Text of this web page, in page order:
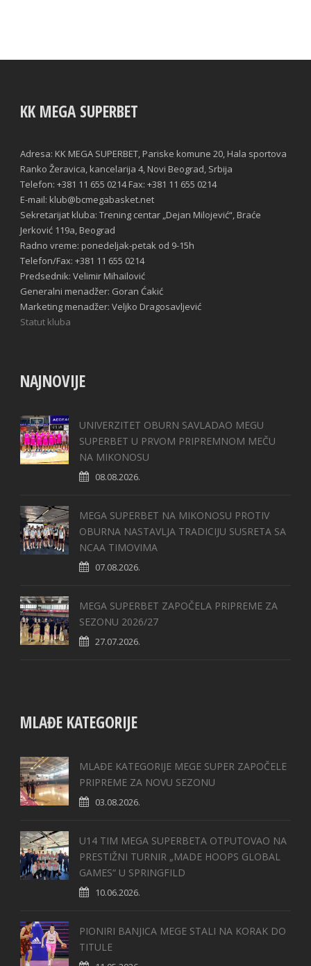
KK MEGA SUPERBET
Adresa: KK MEGA SUPERBET, Pariske komune 20, Hala sportova
Ranko Žeravica, kancelarija 4, Novi Beograd, Srbija
Telefon: +381 11 655 0214 Fax: +381 11 655 0214
E-mail: klub@bcmegabasket.net
Sekretarijat kluba: Trening centar „Dejan Milojević“, Braće
Jerković 119a, Beograd
Radno vreme: ponedeljak-petak od 9-15h
Telefon/Fax: +381 11 655 0214
Predsednik: Velimir Mihailović
Generalni menadžer: Goran Ćakić
Marketing menadžer: Veljko Dragosavljević
Statut kluba
NAJNOVIJE
UNIVERZITET OBURN SAVLADAO MEGU
SUPERBET U PRVOM PRIPREMNOM MEČU
NA MIKONOSU
08.08.2026.
MEGA SUPERBET NA MIKONOSU PROTIV
OBURNA NASTAVLJA TRADICIJU SUSRETA SA
NCAA TIMOVIMA
07.08.2026.
MEGA SUPERBET ZAPOČELA PRIPREME ZA
SEZONU 2026/27
27.07.2026.
MLAĐE KATEGORIJE
MLAĐE KATEGORIJE MEGE SUPER ZAPOČELE
PRIPREME ZA NOVU SEZONU
03.08.2026.
U14 TIM MEGA SUPERBETA OTPUTOVAO NA
PRESTIŽNI TURNIR „MADE HOOPS GLOBAL
GAMES“ U SPRINGFILD
10.06.2026.
PIONIRI BANJICA MEGE STALI NA KORAK DO
TITULE